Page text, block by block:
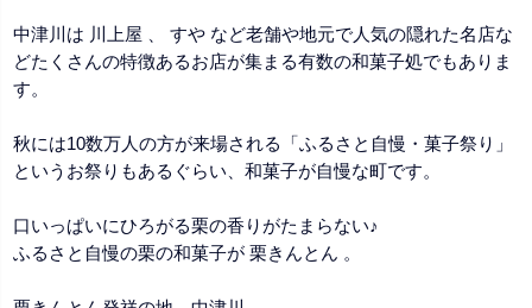
中津川は 川上屋 、 すや など老舗や地元で人気の隠れた名店な
どたくさんの特徴あるお店が集まる有数の和菓子処でもありま
す。
秋には10数万人の方が来場される「ふるさと自慢・菓子祭り」
というお祭りもあるぐらい、和菓子が自慢な町です。
口いっぱいにひろがる栗の香りがたまらない♪
ふるさと自慢の栗の和菓子が 栗きんとん 。